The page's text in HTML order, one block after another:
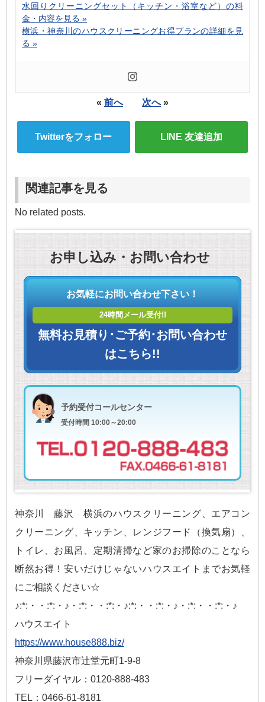
水回りクリーニングセット（キッチン・浴室など）の料
金・内容を見る »
横浜・神奈川のハウスクリーニングお得プランの詳細を見
る »
« 前へ 次へ»
Twitterをフォロー LINE 友達追加
関連記事を見る
No related posts.
お申し込み・お問い合わせ
お気軽にお問い合わせ下さい！
24時間メール受付!!
無料お見積り･ご予約･お問い合わせ
はこちら!!
予約受付コールセンター
受付時間 10:00～20:00
神奈川 藤沢 横浜のハウスクリーニング、エアコン
クリーニング、キッチン、レンジフード（換気扇）、
トイレ、お風呂、定期清掃など家のお掃除のことなら
断然お得！安いだけじゃないハウスエイトまでお気軽
にご相談ください☆
♪:*:・・:*:・♪・:*:・・:*:・♪:*:・・:*:・♪・:*:・・:*:・♪
ハウスエイト
https://www.house888.biz/
神奈川県藤沢市辻堂元町1-9-8
フリーダイヤル：0120-888-483
TEL：0466-61-8181